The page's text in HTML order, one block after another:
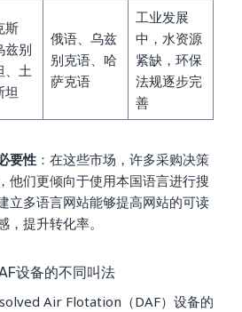
斯
兹别
、土
坦
俄语、乌兹
别克语、哈
萨克语
工业发展
中，水资源
紧缺，环保
法规逐步完
善
要性 ：在这些市场，许多采购决策
他们更倾向于使用本国语言进行搜
立多语言网站能够提高网站的可读
提升转化率。
设备的不同叫法
Air Flotation（DAF）设备的